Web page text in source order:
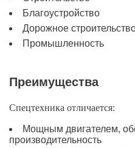
Благоустройство
Дорожное
Промышленность
Преимущества
Спецтехника отличается:
Мощным двигателем,
производительность